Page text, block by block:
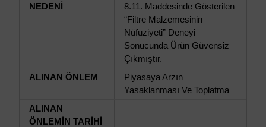
NEDENİ
8.11. Maddesinde Gösterilen
“Filtre Malzemesinin
Nüfuziyeti” Deneyi
Sonucunda Ürün Güvensiz
Çıkmıştır.
ALINAN ÖNLEM
Piyasaya Arzın
Yasaklanması Ve Toplatma
ALINAN
ÖNLEMİN TARİHİ